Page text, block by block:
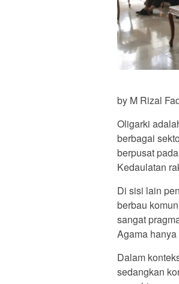
by M Rizal
Oligarki
berbagai
berpusat
Kedaulatan
Di sisi lain
berbau
sangat
Agama
Dalam
sedangkan